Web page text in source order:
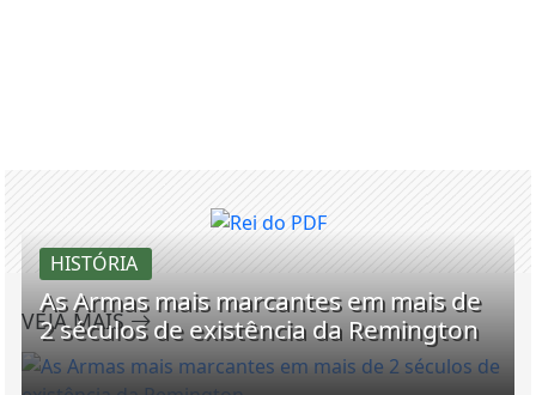
VEJA MAIS
HISTÓRIA
As Armas mais marcantes em mais de
2 séculos de existência da Remington